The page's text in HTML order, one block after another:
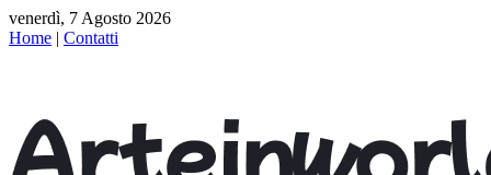
venerdì, 7 Agosto 2026
Home | Contatti